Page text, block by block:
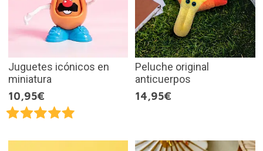
Juguetes icónicos en
miniatura
10,95€
Peluche original
anticuerpos
14,95€